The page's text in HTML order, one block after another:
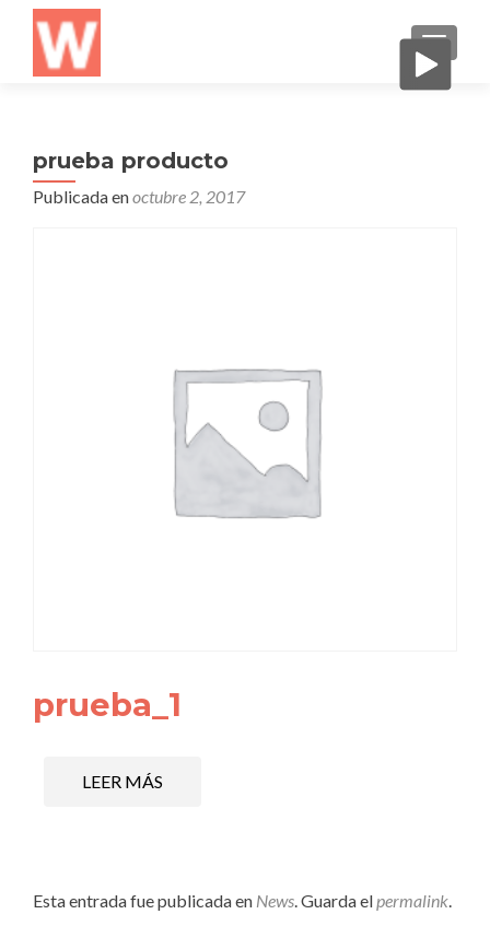
prueba producto
Publicada enoctubre 2, 2017
prueba_1
LEER MÁS
Esta entrada fue publicada en News. Guarda elpermalink.